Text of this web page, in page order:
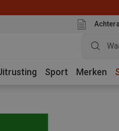
Sport Merken